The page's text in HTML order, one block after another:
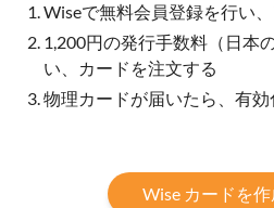
Wiseで無料会員登録を行い
1,200円の発行手数料（日本
い、カードを注文する
物理カードが届いたら、有効
Wise カードを